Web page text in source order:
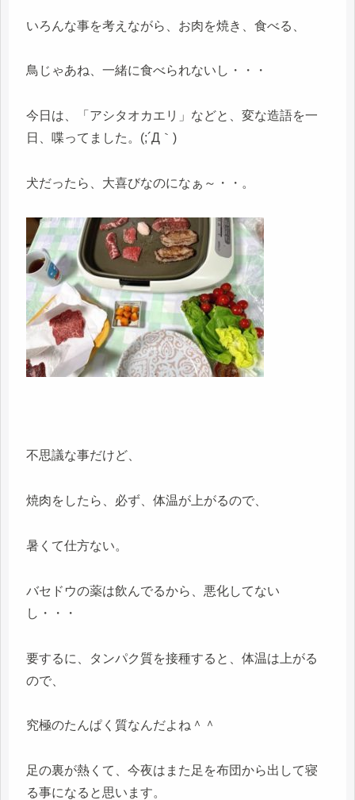
いろんな事を考えながら、お肉を焼き、食べる、
鳥じゃあね、一緒に食べられないし・・・
今日は、「アシタオカエリ」などと、変な造語を一
日、喋ってました。(;´Д｀)
犬だったら、大喜びなのになぁ～・・。
不思議な事だけど、
焼肉をしたら、必ず、体温が上がるので、
暑くて仕方ない。
バセドウの薬は飲んでるから、悪化してない
し・・・
要するに、タンパク質を接種すると、体温は上がる
ので、
究極のたんぱく質なんだよね＾＾
足の裏が熱くて、今夜はまた足を布団から出して寝
る事になると思います。